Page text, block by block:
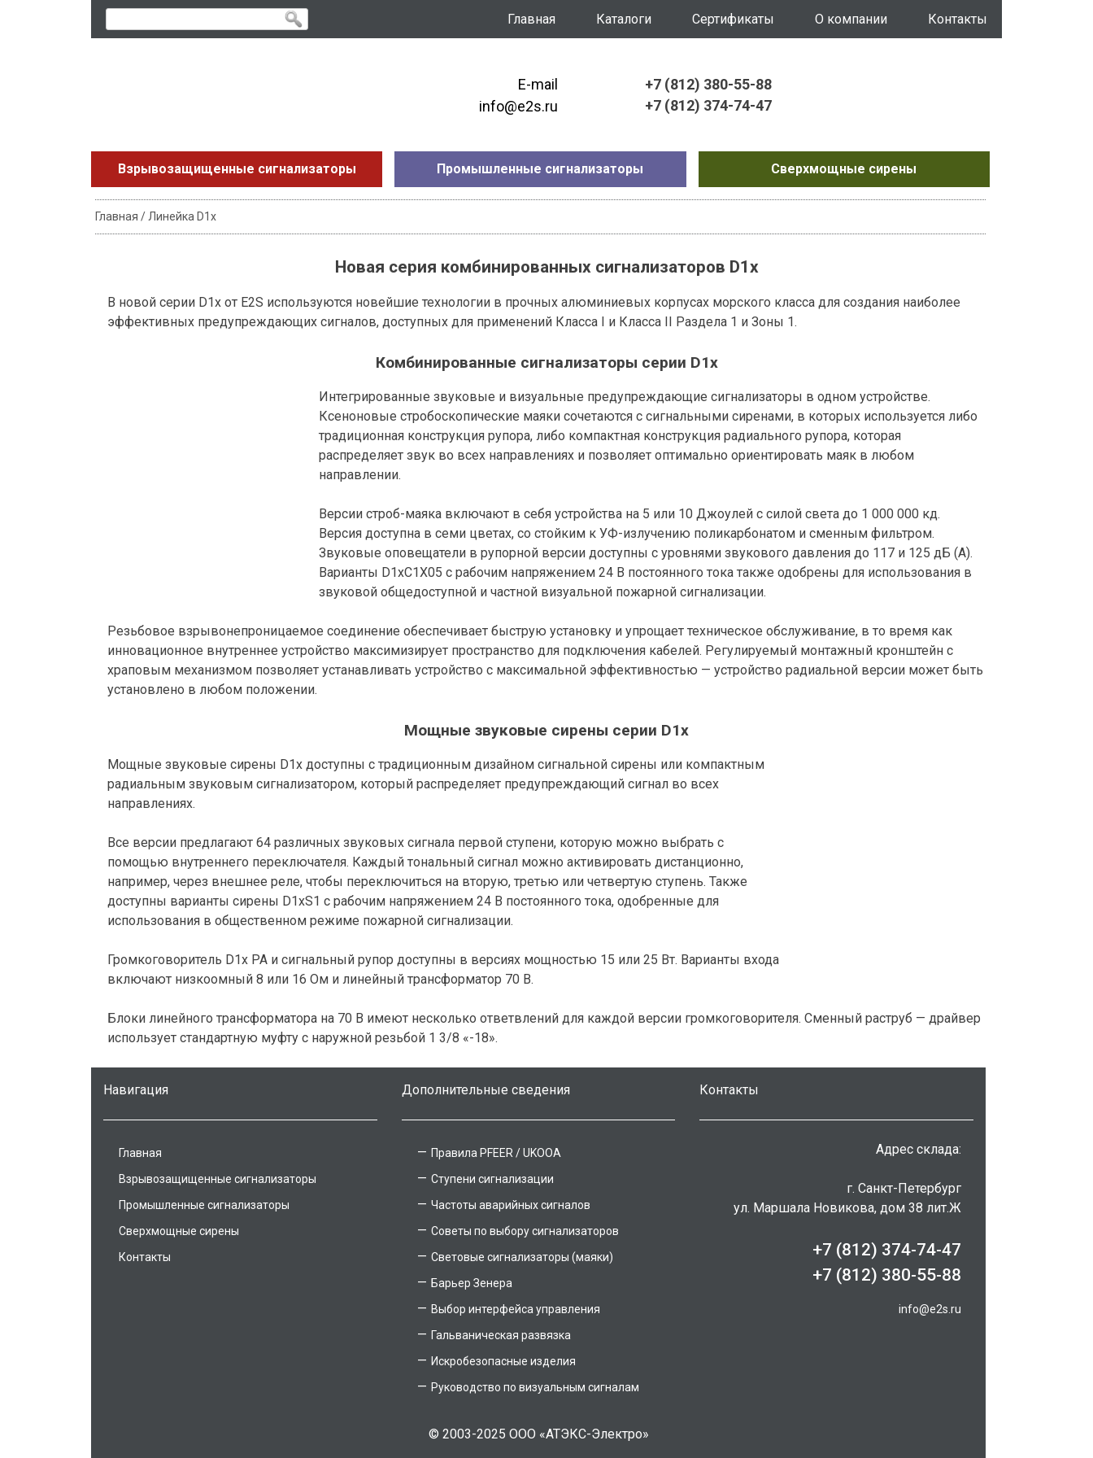
Главная Каталоги Сертификаты О компании Контакты
E-mail
info@e2s.ru
+7 (812) 380-55-88
+7 (812) 374-74-47
Взрывозащищенные сигнализаторы Промышленные сигнализаторы Сверхмощные сирены
Главная / Линейка D1x
Новая серия комбинированных сигнализаторов D1x
В новой серии D1x от E2S используются новейшие технологии в прочных алюминиевых корпусах морского класса для создания наиболее
эффективных предупреждающих сигналов, доступных для применений Класса I и Класса II Раздела 1 и Зоны 1.
Комбинированные сигнализаторы серии D1x
Интегрированные звуковые и визуальные предупреждающие сигнализаторы в одном устройстве.
Ксеноновые стробоскопические маяки сочетаются с сигнальными сиренами, в которых используется либо
традиционная конструкция рупора, либо компактная конструкция радиального рупора, которая
распределяет звук во всех направлениях и позволяет оптимально ориентировать маяк в любом
направлении.
Версии строб-маяка включают в себя устройства на 5 или 10 Джоулей с силой света до 1 000 000 кд.
Версия доступна в семи цветах, со стойким к УФ-излучению поликарбонатом и сменным фильтром.
Звуковые оповещатели в рупорной версии доступны с уровнями звукового давления до 117 и 125 дБ (A).
Варианты D1xC1X05 с рабочим напряжением 24 В постоянного тока также одобрены для использования в
звуковой общедоступной и частной визуальной пожарной сигнализации.
Резьбовое взрывонепроницаемое соединение обеспечивает быструю установку и упрощает техническое обслуживание, в то время как
инновационное внутреннее устройство максимизирует пространство для подключения кабелей. Регулируемый монтажный кронштейн с
храповым механизмом позволяет устанавливать устройство с максимальной эффективностью — устройство радиальной версии может быть
установлено в любом положении.
Мощные звуковые сирены серии D1x
Мощные звуковые сирены D1x доступны с традиционным дизайном сигнальной сирены или компактным
радиальным звуковым сигнализатором, который распределяет предупреждающий сигнал во всех
направлениях.
Все версии предлагают 64 различных звуковых сигнала первой ступени, которую можно выбрать с
помощью внутреннего переключателя. Каждый тональный сигнал можно активировать дистанционно,
например, через внешнее реле, чтобы переключиться на вторую, третью или четвертую ступень. Также
доступны варианты сирены D1xS1 с рабочим напряжением 24 В постоянного тока, одобренные для
использования в общественном режиме пожарной сигнализации.
Громкоговоритель D1x PA и сигнальный рупор доступны в версиях мощностью 15 или 25 Вт. Варианты входа
включают низкоомный 8 или 16 Ом и линейный трансформатор 70 В.
Блоки линейного трансформатора на 70 В имеют несколько ответвлений для каждой версии громкоговорителя. Сменный раструб — драйвер
использует стандартную муфту с наружной резьбой 1 3/8 «-18».
Навигация
Главная
Взрывозащищенные сигнализаторы
Промышленные сигнализаторы
Сверхмощные сирены
Контакты
Дополнительные сведения
Правила PFEER / UKOOA
Ступени сигнализации
Частоты аварийных сигналов
Советы по выбору сигнализаторов
Световые сигнализаторы (маяки)
Барьер Зенера
Выбор интерфейса управления
Гальваническая развязка
Искробезопасные изделия
Руководство по визуальным сигналам
Контакты
Адрес склада:
г. Санкт-Петербург
ул. Маршала Новикова, дом 38 лит.Ж
+7 (812) 374-74-47
+7 (812) 380-55-88
info@e2s.ru
© 2003-2025 ООО «АТЭКС-Электро»